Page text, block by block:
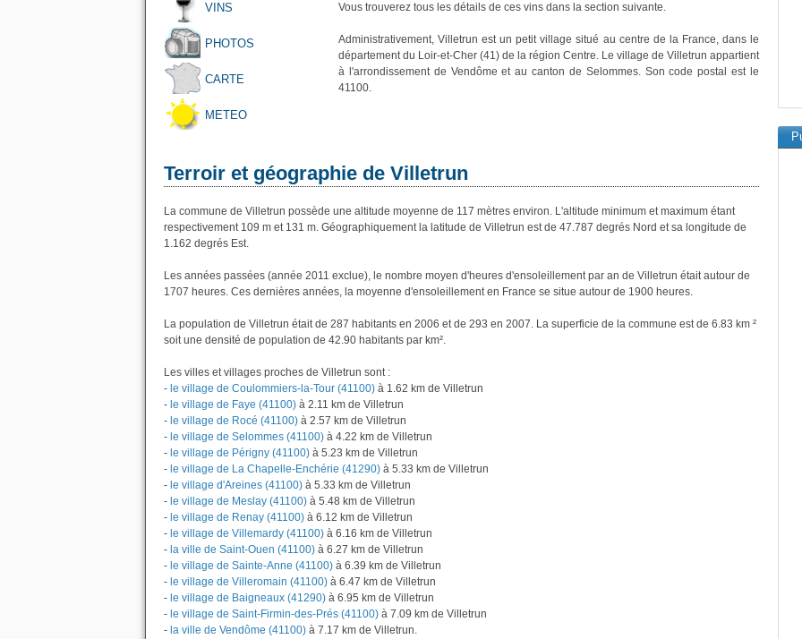
VINS
PHOTOS
CARTE
METEO
Vous trouverez tous les détails de ces vins dans la section suivante.
Administrativement, Villetrun est un petit village situé au centre de la France, dans le
département du Loir-et-Cher (41) de la région Centre. Le village de Villetrun appartient
à l'arrondissement de Vendôme et au canton de Selommes. Son code postal est le
41100.
Terroir et géographie de Villetrun
La commune de Villetrun possède une altitude moyenne de 117 mètres environ. L'altitude minimum et maximum étant
respectivement 109 m et 131 m. Géographiquement la latitude de Villetrun est de 47.787 degrés Nord et sa longitude de
1.162 degrés Est.
Les années passées (année 2011 exclue), le nombre moyen d'heures d'ensoleillement par an de Villetrun était autour de
1707 heures. Ces dernières années, la moyenne d'ensoleillement en France se situe autour de 1900 heures.
La population de Villetrun était de 287 habitants en 2006 et de 293 en 2007. La superficie de la commune est de 6.83 km ²
soit une densité de population de 42.90 habitants par km².
Les villes et villages proches de Villetrun sont :
- le village de Coulommiers-la-Tour (41100) à 1.62 km de Villetrun
- le village de Faye (41100) à 2.11 km de Villetrun
- le village de Rocé (41100) à 2.57 km de Villetrun
- le village de Selommes (41100) à 4.22 km de Villetrun
- le village de Périgny (41100) à 5.23 km de Villetrun
- le village de La Chapelle-Enchérie (41290) à 5.33 km de Villetrun
- le village d'Areines (41100) à 5.33 km de Villetrun
- le village de Meslay (41100) à 5.48 km de Villetrun
- le village de Renay (41100) à 6.12 km de Villetrun
- le village de Villemardy (41100) à 6.16 km de Villetrun
- la ville de Saint-Ouen (41100) à 6.27 km de Villetrun
- le village de Sainte-Anne (41100) à 6.39 km de Villetrun
- le village de Villeromain (41100) à 6.47 km de Villetrun
- le village de Baigneaux (41290) à 6.95 km de Villetrun
- le village de Saint-Firmin-des-Prés (41100) à 7.09 km de Villetrun
- la ville de Vendôme (41100) à 7.17 km de Villetrun.